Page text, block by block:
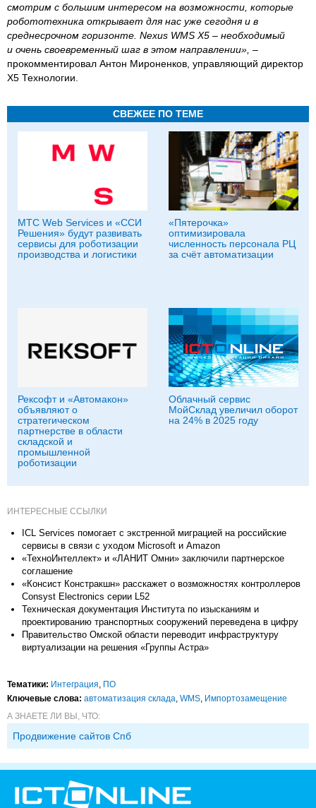
смотрим с большим интересом на возможности, которые
робототехника открывает для нас уже сегодня и в
среднесрочном горизонте. Nexus WMS Х5 – необходимый
и очень своевременный шаг в этом направлении», –
прокомментировал Антон Мироненков, управляющий директор
Х5 Технологии.
СВЕЖЕЕ ПО ТЕМЕ
МТС Web Services и «ССИ
Решения» будут развивать
сервисы для роботизации
производства и логистики
«Пятерочка»
оптимизировала
численность персонала РЦ
за счёт автоматизации
Рексофт и «Автомакон»
объявляют о
стратегическом
партнерстве в области
складской и
промышленной
роботизации
Облачный сервис
МойСклад увеличил оборот
на 24% в 2025 году
ИНТЕРЕСНЫЕ ССЫЛКИ
ICL Services помогает с экстренной миграцией на российские
сервисы в связи с уходом Microsoft и Amazon
«ТехноИнтеллект» и «ЛАНИТ Омни» заключили партнерское
соглашение
«Консист Констракшн» расскажет о возможностях контроллеров
Consyst Electronics серии L52
Техническая документация Института по изысканиям и
проектированию транспортных сооружений переведена в цифру
Правительство Омской области переводит инфраструктуру
виртуализации на решения «Группы Астра»
Тематики: Интеграция ПО
Ключевые слова: автоматизация склада WMS Импорто­замещение
А ЗНАЕТЕ ЛИ ВЫ, ЧТО:
Продвижение сайтов Спб